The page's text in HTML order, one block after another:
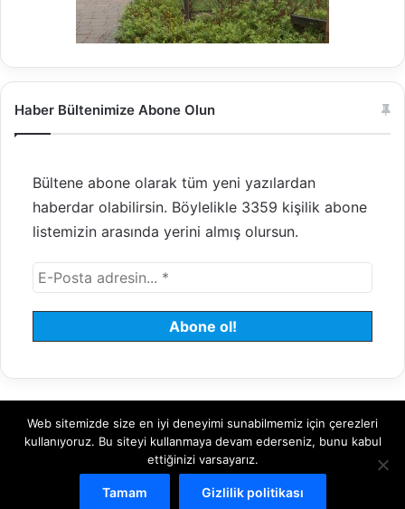
Haber Bültenimize Abone Olun
Bültene abone olarak tüm yeni yazılardan
haberdar olabilirsin. Böylelikle 3359 kişilik abone
listemizin arasında yerini almış olursun.
© 2008 - 2026 Tayfundeğer.com - Tüm hakları saklıdır.
Bulut Sunucu Sanal (VDS) Sunucu
Yönetilen Sunucu
Kiralık Sunucu
Halka Arz Danışmanlık Borsa
Web sitemizde size en iyi deneyimi sunabilmemiz için çerezleri
kullanıyoruz. Bu siteyi kullanmaya devam ederseniz, bunu kabul
ettiğinizi varsayarız.
Tamam Gizlilik politikası